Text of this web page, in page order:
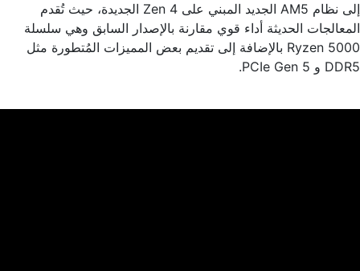
إلى نظام AM5 الجديد المبني على Zen 4 الجديدة، حيث تُقدم
المعالجات الحديثة أداء قوي مقارنة بالإصدار السابق وهي سلسلة
Ryzen 5000 بالإضافة إلى تقديم بعض المميزات المُتطورة مثل
DDR5 و PCIe Gen 5.